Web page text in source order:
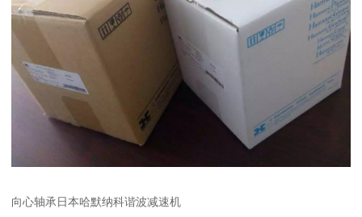
向心轴承日本哈默纳科谐波减速机